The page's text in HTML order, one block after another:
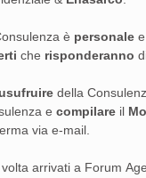
è personale e
che risponderanno
usufruire della
e compilare il
via e-mail.
volta arrivati a Forum